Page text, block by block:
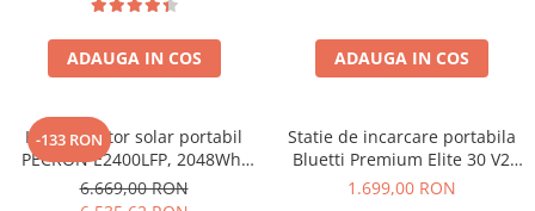
Intre 1000-2000W
Peste 3000W
Cauta dupa marca
ADAUGA IN COS ADAUGA IN COS
-133 RON
Kit generator solar portabil
PECRON E2400LFP, 2048Wh,
2400W, 230V, Incarcare super
rapida, LiFePO4, Controler
6.669,00 RON
Statie de incarcare portabila
Bluetti Premium Elite 30 V2
600W 320Wh
1.699,00 RON